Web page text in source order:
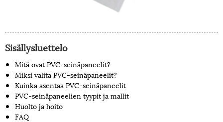
Sisällysluettelo
Mitä ovat PVC-seinäpaneelit?
Miksi valita PVC-seinäpaneelit?
Kuinka asentaa PVC-seinäpaneelit
PVC-seinäpaneelien tyypit ja mallit
Huolto ja hoito
FAQ